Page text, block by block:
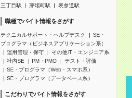
三丁目駅
茅場町駅 表参道駅
職種でバイト情報をさがす
テクニカルサポート・ヘルプデスク
SE・
プログラマ（ビジネスアプリケーション系）
運用管理・保守
その他IT・エンジニア系
社内SE
PM・PMO
テスト・評価
SE・プログラマ（Web・スマホ系）
SE・プログラマ（データベース系）
こだわりでバイト情報をさがす